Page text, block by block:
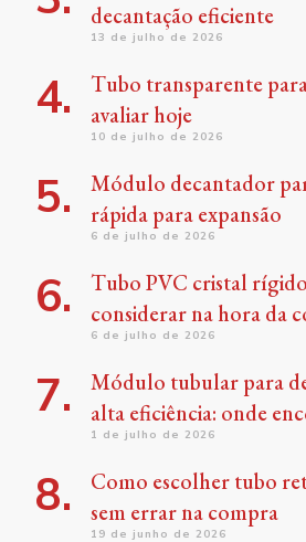
decantação eficiente
13 de julho de 2026
Tubo transparente
avaliar hoje
10 de julho de 2026
Módulo decantador
rápida para expansão
6 de julho de 2026
Tubo PVC cristal
considerar na hora da
6 de julho de 2026
Módulo tubular para
alta eficiência: onde
1 de julho de 2026
Como escolher tubo
sem errar na compra
19 de junho de 2026